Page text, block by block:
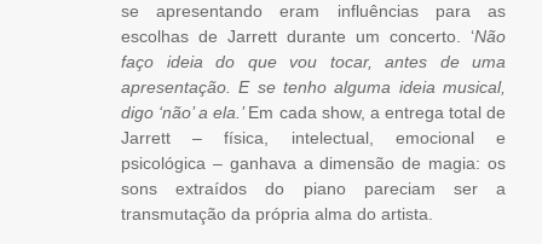
se apresentando eram influências para as
escolhas de Jarrett durante um concerto. ‘Não
faço ideia do que vou tocar, antes de uma
apresentação. E se tenho alguma ideia musical,
digo ‘não’ a ela.’Em cada show, a entrega total de
Jarrett – física, intelectual, emocional e
psicológica – ganhava a dimensão de magia: os
sons extraídos do piano pareciam ser a
transmutação da própria alma do artista.